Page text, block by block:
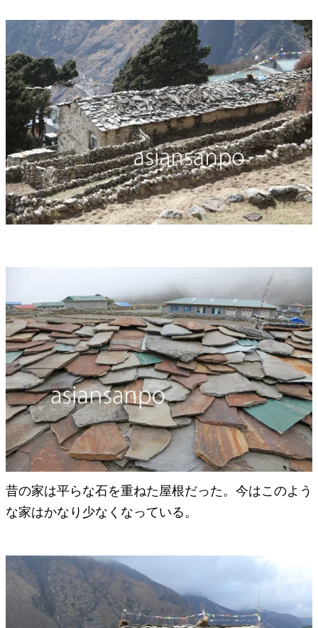
昔の家は平らな石を重ねた屋根だった。今はこのよう
な家はかなり少なくなっている。